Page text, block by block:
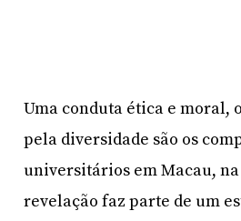
Uma conduta ética e moral,
pela diversidade são os
universitários em Macau,
revelação faz parte de um